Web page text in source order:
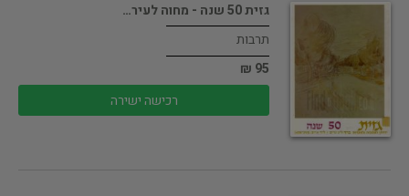
גזית 50 שנה - מחוה לעיר…
תרבות
95 ₪
רכישה ישירה